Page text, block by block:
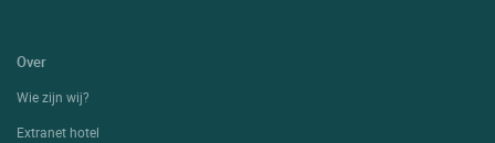
Over
Wie zijn wij?
Extranet hotel